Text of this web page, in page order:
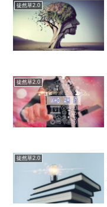
徒然草2.0
徒然草2.0
徒然草2.0